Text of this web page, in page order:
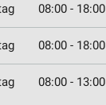
08:00 - 18:00
08:00 - 18:00
08:00 - 13:00